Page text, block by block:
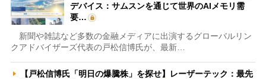
デバイス：サムスンを通じて世界のAIメモリ需
要…
新聞や雑誌など多数の金融メディアに出演するグローバルリン
クアドバイザーズ代表の戸松信博氏が、最新…
【戸松信博氏「明日の爆騰株」を探せ】レーザーテック：最先